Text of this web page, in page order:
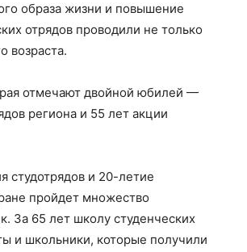
образа жизни и повышение
отрядов проводили не только
возраста.
отмечают двойной юбилей —
региона и 55 лет акции
студотрядов и 20-летие
пройдет множество
За 65 лет школу студенческих
и школьники, которые получили